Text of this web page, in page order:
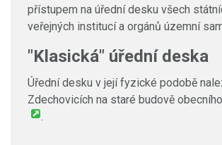
přístupem na úřední desku všech
veřejných institucí a orgánů územní
"Klasická" úřední deska
Úřední desku v její fyzické podobě
Zdechovicích na staré budově
.